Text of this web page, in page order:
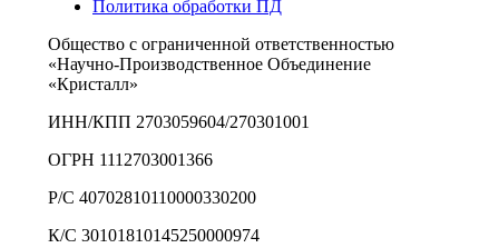
Политика обработки ПД
Общество с ограниченной ответственностью
«Научно-Производственное Объединение
«Кристалл»
ИНН/КПП 2703059604/270301001
ОГРН 1112703001366
Р/С 40702810110000330200
К/С 30101810145250000974